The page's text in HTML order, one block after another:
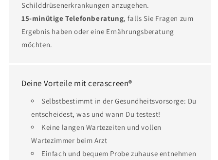
Schilddrüsenerkrankungen anzugehen.
15-minütige Telefonberatung, falls Sie Fragen zum
Ergebnis haben oder eine Ernährungsberatung
möchten.
Deine Vorteile mit cerascreen®
Selbstbestimmt in der Gesundheitsvorsorge: Du
entscheidest, was und wann Du testest!
Keine langen Wartezeiten und vollen
Wartezimmer beim Arzt
Einfach und bequem Probe zuhause entnehmen